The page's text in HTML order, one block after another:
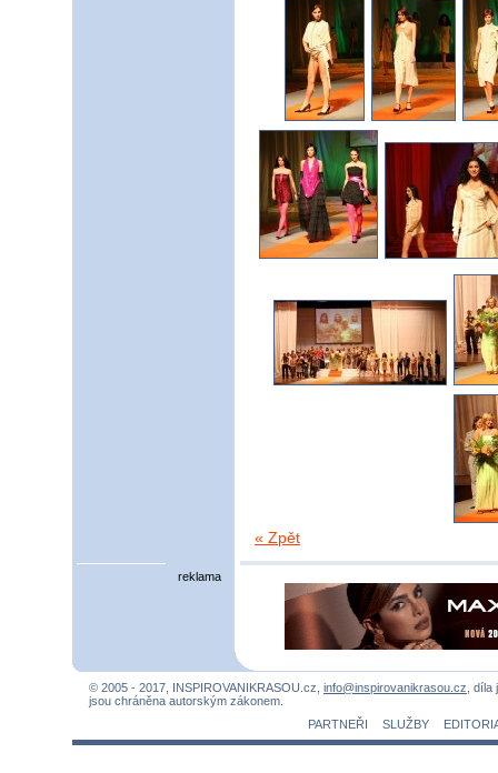
« Zpět
reklama
© 2005 - 2017, INSPIROVANIKRASOU.cz, info@inspirovanikrasou.cz ,
jsou chráněna autorským zákonem.
PARTNEŘI
SLUŽBY